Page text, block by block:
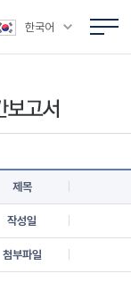
한국어
제목
작성일
첨부파일